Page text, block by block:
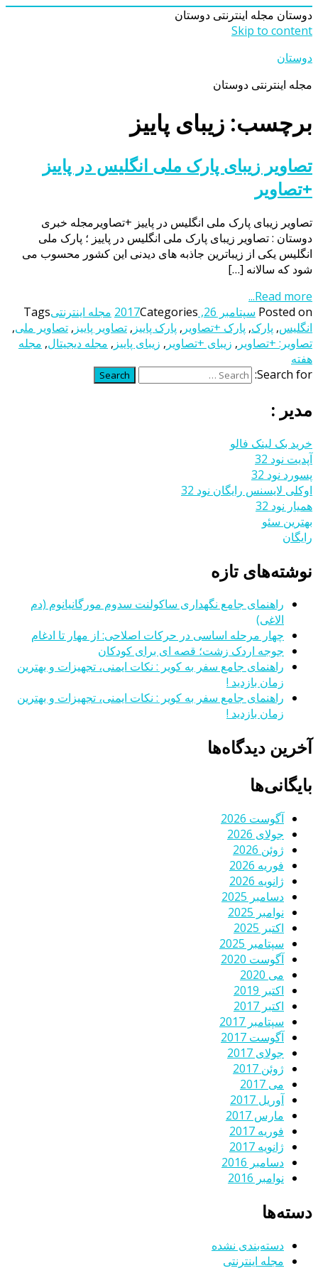
دوستان مجله اینترنتی دوستان
Skip to content
دوستان
مجله اینترنتی دوستان
برچسب: زیبای پاییز
تصاویر زیبای پارک ملی انگلیس در پاییز
+تصاویر
تصاویر زیبای پارک ملی انگلیس در پاییز +تصاویرمجله خبری
دوستان : تصاویر زیبای پارک ملی انگلیس در پاییز ؛ پارک ملی
انگلیس یکی از زیباترین جاذبه های دیدنی این کشور محسوب می
شود که سالانه […]
Read more...
Posted on سپتامبر 26, 2017 Categories مجله اینترنتیTags
انگلیس, پارک, پارک +تصاویر , پارک پاییز , تصاویر پاییز , تصاویر ملی,
تصاویر: +تصاویر , زیبای +تصاویر , زیبای پاییز , مجله دیجیتال, مجله
هفته
Search for:
Search
مدیر :
خرید بک لینک فالو
آپدیت نود 32
پسورد نود 32
اوکلی لایسنس رایگان نود 32
همیار نود 32
بهترین سئو
رایگان
نوشته‌های تازه
راهنمای جامع نگهداری ساکولنت سدوم مورگانیانوم (دم
الاغی)
چهار مرحله اساسی در حرکات اصلاحی: از مهار تا ادغام
جوجه اردک زشت؛ قصه ای برای کودکان
راهنمای جامع سفر به کویر : نکات ایمنی، تجهیزات و بهترین
زمان بازدید !
راهنمای جامع سفر به کویر : نکات ایمنی، تجهیزات و بهترین
زمان بازدید !
آخرین دیدگاه‌ها
بایگانی‌ها
آگوست 2026
جولای 2026
ژوئن 2026
فوریه 2026
ژانویه 2026
دسامبر 2025
نوامبر 2025
اکتبر 2025
سپتامبر 2025
آگوست 2020
می 2020
اکتبر 2019
اکتبر 2017
سپتامبر 2017
آگوست 2017
جولای 2017
ژوئن 2017
می 2017
آوریل 2017
مارس 2017
فوریه 2017
ژانویه 2017
دسامبر 2016
نوامبر 2016
دسته‌ها
دسته‌بندی نشده
مجله اینترنتی